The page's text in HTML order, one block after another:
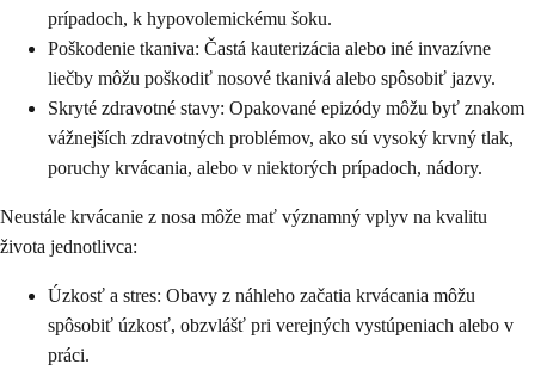
prípadoch, k hypovolemickému šoku.
Poškodenie tkaniva: Častá kauterizácia alebo iné invazívne
liečby môžu poškodiť nosové tkanivá alebo spôsobiť jazvy.
Skryté zdravotné stavy: Opakované epizódy môžu byť znakom
vážnejších zdravotných problémov, ako sú vysoký krvný tlak,
poruchy krvácania, alebo v niektorých prípadoch, nádory.
Neustále krvácanie z nosa môže mať významný vplyv na kvalitu
života jednotlivca:
Úzkosť a stres: Obavy z náhleho začatia krvácania môžu
spôsobiť úzkosť, obzvlášť pri verejných vystúpeniach alebo v
práci.